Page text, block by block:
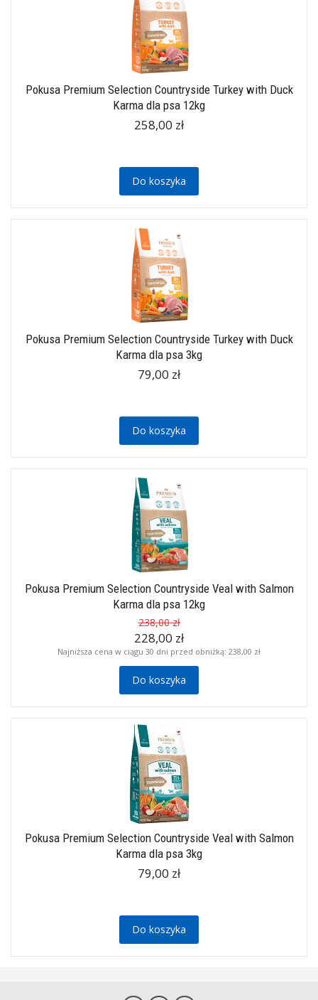
Pokusa Premium Selection Countryside Turkey with Duck
Karma dla psa 12kg
258,00 zł
Do koszyka
Pokusa Premium Selection Countryside Turkey with Duck
Karma dla psa 3kg
79,00 zł
Do koszyka
Pokusa Premium Selection Countryside Veal with Salmon
Karma dla psa 12kg
238,00 zł
228,00 zł
Najniższa cena w ciągu 30 dni przed obniżką: 238,00 zł
Do koszyka
Pokusa Premium Selection Countryside Veal with Salmon
Karma dla psa 3kg
79,00 zł
Do koszyka